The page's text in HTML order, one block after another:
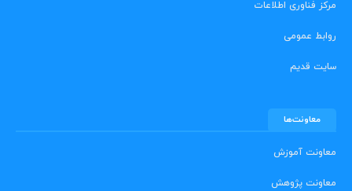
مرکز فناوری اطلاعات
روابط عمومی
سایت قدیم
معاونت‌ها
معاونت آموزش
معاونت پژوهش